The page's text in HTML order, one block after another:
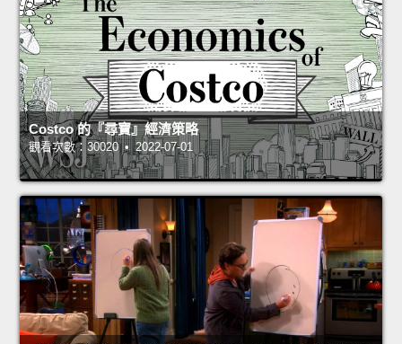
Costco 的『尋寶』經濟策略
觀看次數：30020 • 2022-07-01